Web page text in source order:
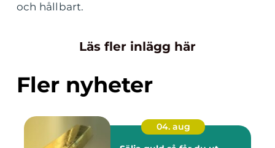
och hållbart.
Läs fler inlägg här
Fler nyheter
04. aug